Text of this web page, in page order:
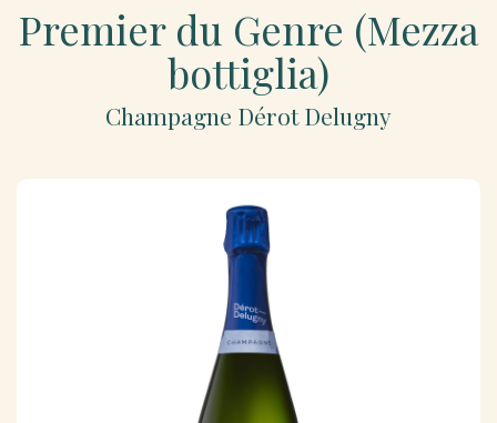
Premier du Genre (Mezza
bottiglia)
Champagne Dérot Delugny